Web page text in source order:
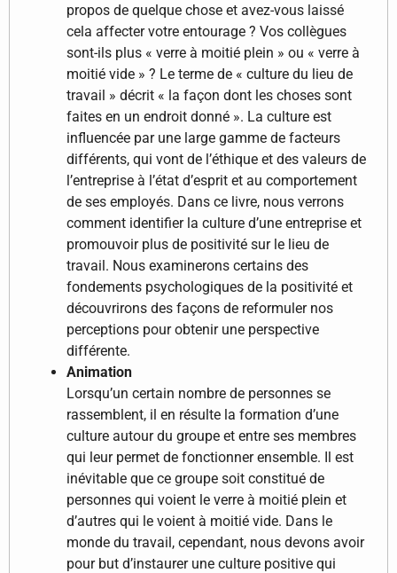
propos de quelque chose et avez-vous laissé
cela affecter votre entourage ? Vos collègues
sont-ils plus « verre à moitié plein » ou « verre à
moitié vide » ? Le terme de « culture du lieu de
travail » décrit « la façon dont les choses sont
faites en un endroit donné ». La culture est
influencée par une large gamme de facteurs
différents, qui vont de l’éthique et des valeurs de
l’entreprise à l’état d’esprit et au comportement
de ses employés. Dans ce livre, nous verrons
comment identifier la culture d’une entreprise et
promouvoir plus de positivité sur le lieu de
travail. Nous examinerons certains des
fondements psychologiques de la positivité et
découvrirons des façons de reformuler nos
perceptions pour obtenir une perspective
différente.
Animation
Lorsqu’un certain nombre de personnes se
rassemblent, il en résulte la formation d’une
culture autour du groupe et entre ses membres
qui leur permet de fonctionner ensemble. Il est
inévitable que ce groupe soit constitué de
personnes qui voient le verre à moitié plein et
d’autres qui le voient à moitié vide. Dans le
monde du travail, cependant, nous devons avoir
pour but d’instaurer une culture positive qui